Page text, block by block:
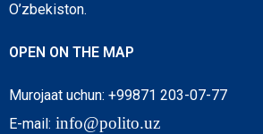
O’zbekiston.
OPEN ON THE MAP
Murojaat uchun: +99871 203-07-77
E-mail: info@polito.uz